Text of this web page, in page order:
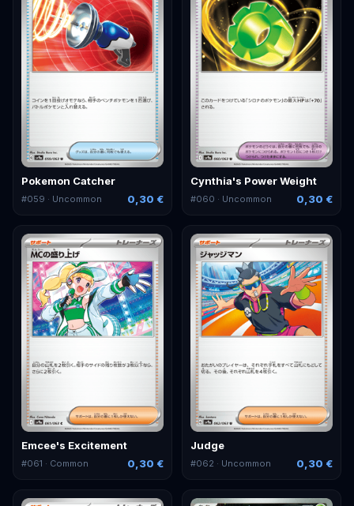
Pokemon Catcher
#059 · Uncommon 0,30 €
Cynthia's Power Weight
#060 · Uncommon 0,30 €
Emcee's Excitement
#061 · Common 0,30 €
Judge
#062 · Uncommon 0,30 €